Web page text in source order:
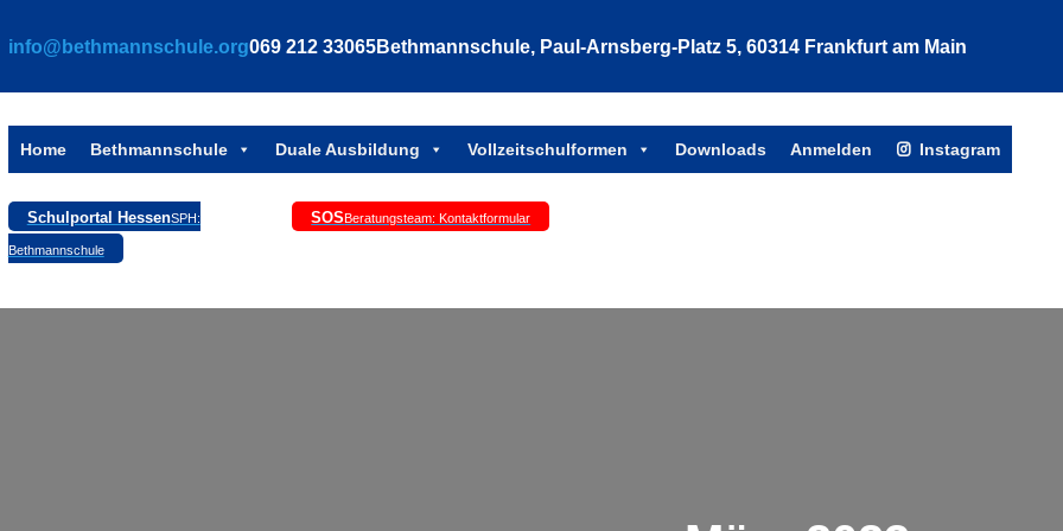
Inhalt
springen
info@bethmannschule.org069 212 33065Bethmannschule, Paul-Arnsberg-Platz 5, 60314 Frankfurt am Main
Home Bethmannschule Duale Ausbildung Vollzeitschulformen Downloads Anmelden Instagram
Schulportal HessenSPH:
Bethmannschule
SOSBeratungsteam: Kontaktformular